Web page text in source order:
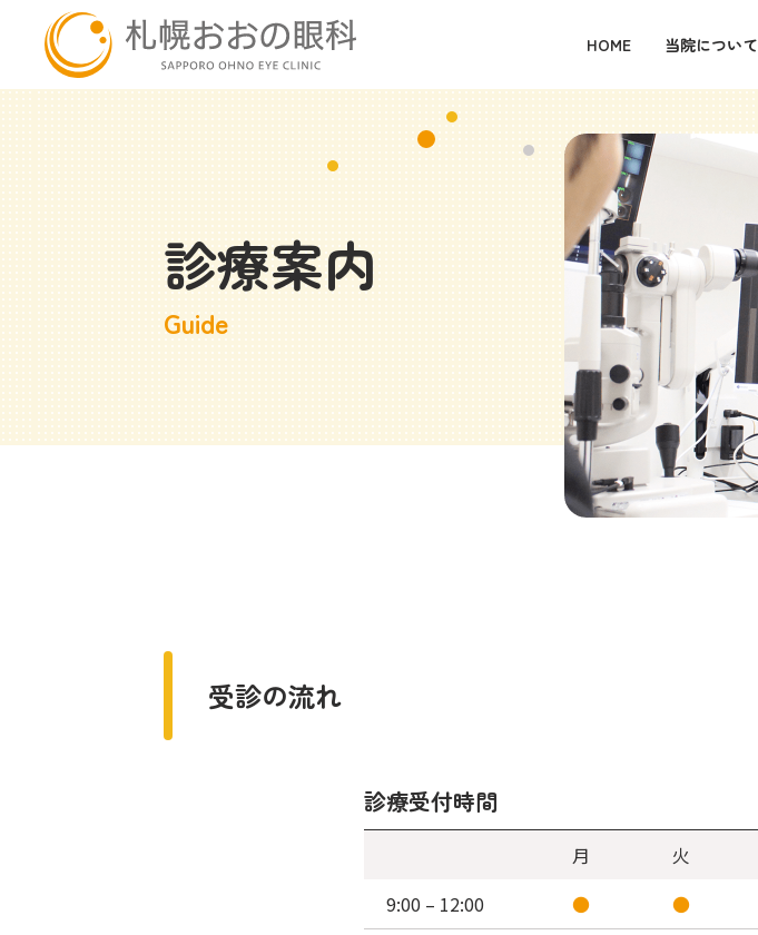
HOME 当院について
診療案内
Guide
受診の流れ
診療受付時間
月 火
9:00 – 12:00 ● ●